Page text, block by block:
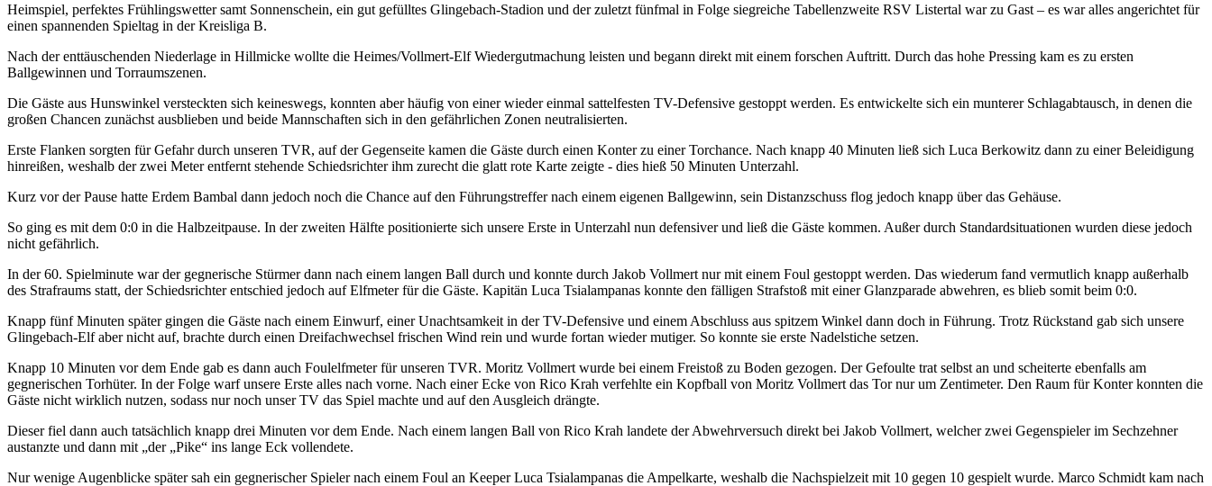
Heimspiel, perfektes Frühlingswetter samt Sonnenschein, ein gut gefülltes Glingebach-Stadion und der zuletzt fünfmal in Folge siegreiche Tabellenzweite RSV Listertal war zu Gast – es war alles angerichtet für
einen spannenden Spieltag in der Kreisliga B.
Nach der enttäuschenden Niederlage in Hillmicke wollte die Heimes/Vollmert-Elf Wiedergutmachung leisten und begann direkt mit einem forschen Auftritt. Durch das hohe Pressing kam es zu ersten
Ballgewinnen und Torraumszenen.
Die Gäste aus Hunswinkel versteckten sich keineswegs, konnten aber häufig von einer wieder einmal sattelfesten TV-Defensive gestoppt werden. Es entwickelte sich ein munterer Schlagabtausch, in denen die
großen Chancen zunächst ausblieben und beide Mannschaften sich in den gefährlichen Zonen neutralisierten.
Erste Flanken sorgten für Gefahr durch unseren TVR, auf der Gegenseite kamen die Gäste durch einen Konter zu einer Torchance. Nach knapp 40 Minuten ließ sich Luca Berkowitz dann zu einer Beleidigung
hinreißen, weshalb der zwei Meter entfernt stehende Schiedsrichter ihm zurecht die glatt rote Karte zeigte - dies hieß 50 Minuten Unterzahl.
Kurz vor der Pause hatte Erdem Bambal dann jedoch noch die Chance auf den Führungstreffer nach einem eigenen Ballgewinn, sein Distanzschuss flog jedoch knapp über das Gehäuse.
So ging es mit dem 0:0 in die Halbzeitpause. In der zweiten Hälfte positionierte sich unsere Erste in Unterzahl nun defensiver und ließ die Gäste kommen. Außer durch Standardsituationen wurden diese jedoch
nicht gefährlich.
In der 60. Spielminute war der gegnerische Stürmer dann nach einem langen Ball durch und konnte durch Jakob Vollmert nur mit einem Foul gestoppt werden. Das wiederum fand vermutlich knapp außerhalb
des Strafraums statt, der Schiedsrichter entschied jedoch auf Elfmeter für die Gäste. Kapitän Luca Tsialampanas konnte den fälligen Strafstoß mit einer Glanzparade abwehren, es blieb somit beim 0:0.
Knapp fünf Minuten später gingen die Gäste nach einem Einwurf, einer Unachtsamkeit in der TV-Defensive und einem Abschluss aus spitzem Winkel dann doch in Führung. Trotz Rückstand gab sich unsere
Glingebach-Elf aber nicht auf, brachte durch einen Dreifachwechsel frischen Wind rein und wurde fortan wieder mutiger. So konnte sie erste Nadelstiche setzen.
Knapp 10 Minuten vor dem Ende gab es dann auch Foulelfmeter für unseren TVR. Moritz Vollmert wurde bei einem Freistoß zu Boden gezogen. Der Gefoulte trat selbst an und scheiterte ebenfalls am
gegnerischen Torhüter. In der Folge warf unsere Erste alles nach vorne. Nach einer Ecke von Rico Krah verfehlte ein Kopfball von Moritz Vollmert das Tor nur um Zentimeter. Den Raum für Konter konnten die
Gäste nicht wirklich nutzen, sodass nur noch unser TV das Spiel machte und auf den Ausgleich drängte.
Dieser fiel dann auch tatsächlich knapp drei Minuten vor dem Ende. Nach einem langen Ball von Rico Krah landete der Abwehrversuch direkt bei Jakob Vollmert, welcher zwei Gegenspieler im Sechzehner
austanzte und dann mit „der „Pike“ ins lange Eck vollendete.
Nur wenige Augenblicke später sah ein gegnerischer Spieler nach einem Foul an Keeper Luca Tsialampanas die Ampelkarte, weshalb die Nachspielzeit mit 10 gegen 10 gespielt wurde. Marco Schmidt kam nach